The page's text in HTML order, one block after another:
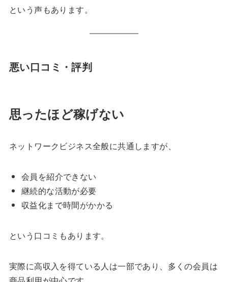
という声もあります。
悪い口コミ・評判
思ったほど稼げない
ネットワークビジネス全般に共通しますが、
会員を紹介できない
継続的な活動が必要
収益化まで時間がかかる
という口コミもあります。
実際に高収入を得ている人は一部であり、多くの会員は